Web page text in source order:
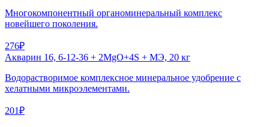
Многокомпонентный органоминеральный комплекс
новейшего поколения.
276₽
Акварин 16, 6-12-36 + 2MgO+4S + МЭ, 20 кг
Водорастворимое комплексное минеральное удобрение с
хелатными микроэлементами.
201₽